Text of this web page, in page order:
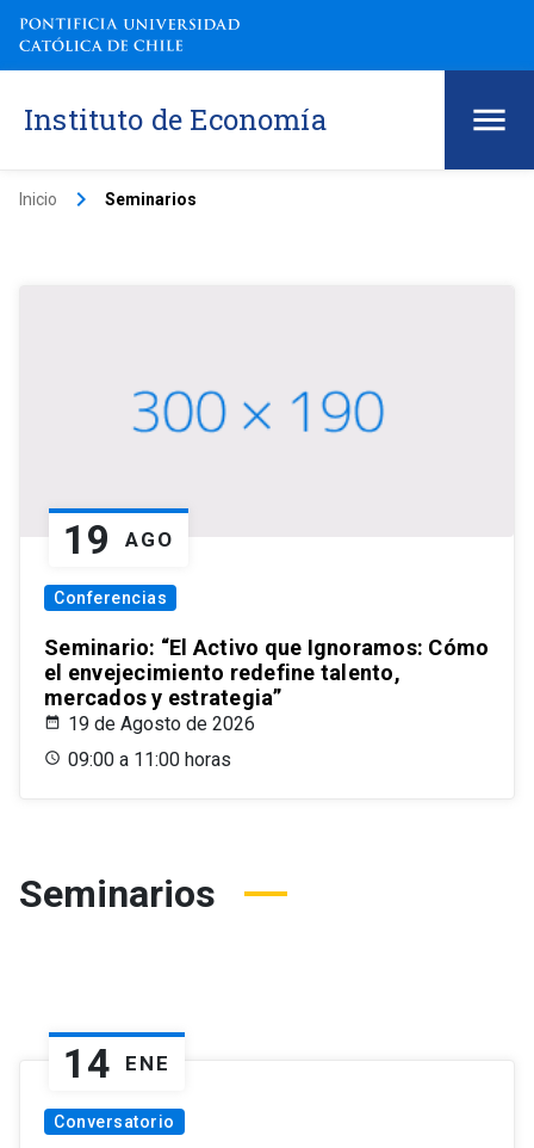
Instituto de Economía
Inicio keyboard_arrow_right Seminarios
19 AGO
Conferencias
Seminario: “El Activo que Ignoramos: Cómo
el envejecimiento redefine talento,
mercados y estrategia”
19 de Agosto de 2026
09:00 a 11:00 horas
Seminarios
14 ENE
Conversatorio